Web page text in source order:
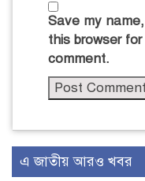
Save my
this browser
comment.
এ জাতীয় আরও খবর